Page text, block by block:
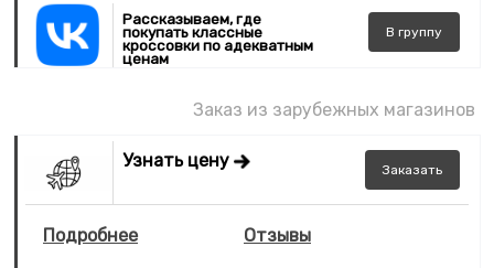
Рассказываем, где
покупать классные
кроссовки по адекватным
ценам
В группу
Заказ из зарубежных магазинов
Узнать цену Заказать
Подробнее Отзывы